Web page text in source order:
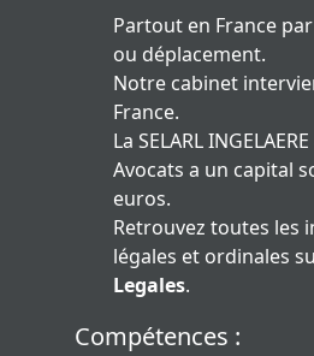
Partout en France
ou déplacement.
Notre cabinet
France.
La SELARL
Avocats a un capital
euros.
Retrouvez toutes les
légales et ordinales
Legales.
Compétences :